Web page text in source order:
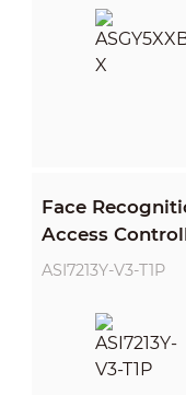
Face
Access
ASI7213Y-V3-T1P